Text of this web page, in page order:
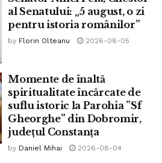
al Senatului: „5 august, o zi
pentru istoria românilor”
by Florin Olteanu 2026-08-05
Momente de înaltă
spiritualitate încărcate de
suflu istoric la Parohia ”Sf
Gheorghe” din Dobromir,
județul Constanța
by Daniel Mihai 2026-08-04